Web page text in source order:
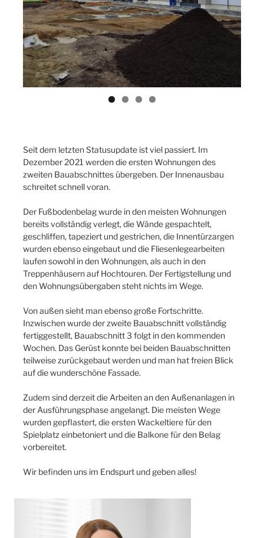
ous
Seit dem letzten Statusupdate ist viel passiert. Im
Dezember 2021 werden die ersten Wohnungen des
zweiten Bauabschnittes übergeben. Der Innenausbau
schreitet schnell voran.
Der Fußbodenbelag wurde in den meisten Wohnungen
bereits vollständig verlegt, die Wände gespachtelt,
geschliffen, tapeziert und gestrichen, die Innentürzargen
wurden ebenso eingebaut und die Fliesenlegearbeiten
laufen sowohl in den Wohnungen, als auch in den
Treppenhäusern auf Hochtouren. Der Fertigstellung und
den Wohnungsübergaben steht nichts im Wege.
Von außen sieht man ebenso große Fortschritte.
Inzwischen wurde der zweite Bauabschnitt vollständig
fertiggestellt, Bauabschnitt 3 folgt in den kommenden
Wochen. Das Gerüst konnte bei beiden Bauabschnitten
teilweise zurückgebaut werden und man hat freien Blick
auf die wunderschöne Fassade.
Zudem sind derzeit die Arbeiten an den Außenanlagen in
der Ausführungsphase angelangt. Die meisten Wege
wurden gepflastert, die ersten Wackeltiere für den
Spielplatz einbetoniert und die Balkone für den Belag
vorbereitet.
Wir befinden uns im Endspurt und geben alles!